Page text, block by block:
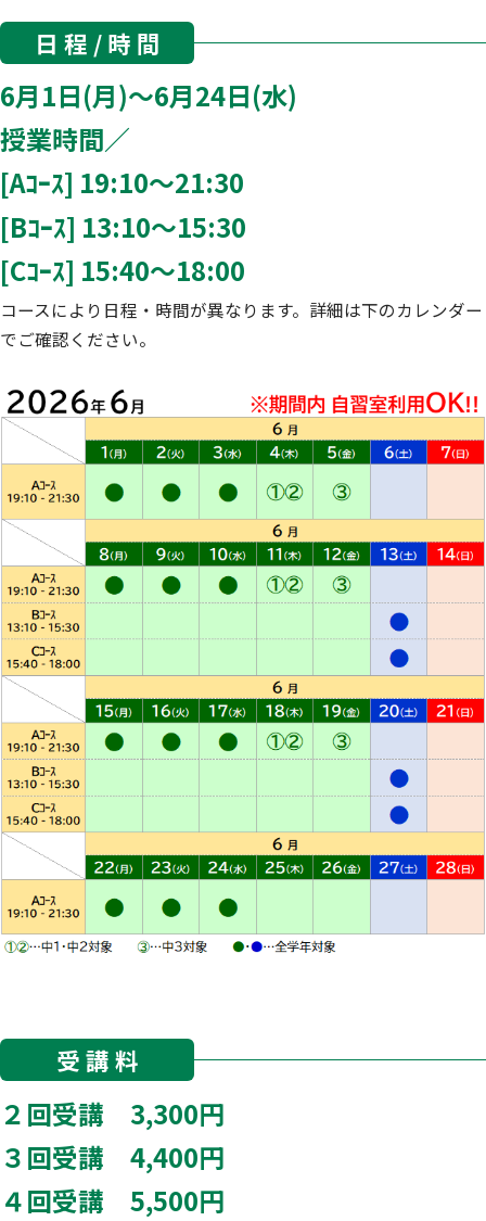
日 程 / 時 間
6月1日(月)～6月24日(水)
授業時間／
[Aｺｰｽ] 19:10～21:30
[Bｺｰｽ] 13:10～15:30
[Cｺｰｽ] 15:40～18:00
コースにより日程・時間が異なります。詳細は下のカレンダー
でご確認ください。
受 講 料
２回受講 3,300円
３回受講 4,400円
４回受講 5,500円